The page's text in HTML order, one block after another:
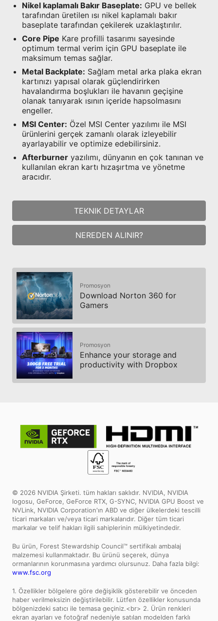
Nikel kaplamalı Bakır Baseplate: GPU ve bellek
tarafından üretilen ısı nikel kaplamalı bakır
baseplate tarafından çekilerek uzaklaştırılır.
Core Pipe Kare profilli tasarımı sayesinde
optimum termal verim için GPU baseplate ile
maksimum temas sağlar.
Metal Backplate: Sağlam metal arka plaka ekran
kartınızı yapısal olarak güçlendirirken
havalandırma boşlukları ile havanın geçişine
olanak tanıyarak ısının içeride hapsolmasını
engeller.
MSI Center: Özel MSI Center yazılımı ile MSI
ürünlerini gerçek zamanlı olarak izleyebilir
ayarlayabilir ve optimize edebilirsiniz.
Afterburner yazılımı, dünyanın en çok tanınan ve
kullanılan ekran kartı hızaşırtma ve yönetme
aracıdır.
TEKNIK DETAYLAR
NEREDEN ALINIR?
Promosyon
Download Norton 360 for
Gamers
Promosyon
Enhance your storage and
productivity with Dropbox
© 2026 NVIDIA Şirketi. tüm hakları saklıdır. NVIDIA, NVIDIA
logosu, GeForce, GeForce RTX, G-SYNC, NVIDIA GPU Boost ve
NVLink, NVIDIA Corporation'ın ABD ve diğer ülkelerdeki tescilli
ticari markaları ve/veya ticari markalarıdır. Diğer tüm ticari
markalar ve telif hakları ilgili sahiplerinin mülkiyetindedir.
Bu ürün, Forest Stewardship Council™ sertifikalı ambalaj
malzemesi kullanmaktadır. Bu ürünü seçerek, dünya
ormanlarının korunmasına yardımcı olursunuz. Daha fazla bilgi:
www.fsc.org
1. Özellikler bölgelere göre değişiklik gösterebilir ve önceden
haber verilmeksizin değiştirilebilir. Lütfen özellikler konusunda
bölgenizdeki satıcı ile temasa geçiniz.<br> 2. Ürün renkleri
ekran ayarları ve fotoğraf nedeniyle satılan modelden farklı